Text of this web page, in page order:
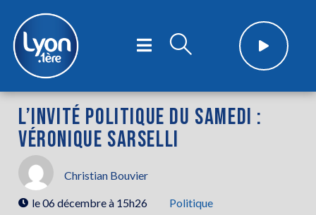
L’INVITÉ POLITIQUE DU SAMEDI :
VÉRONIQUE SARSELLI
Christian Bouvier
le06 décembre à 15h26 Politique